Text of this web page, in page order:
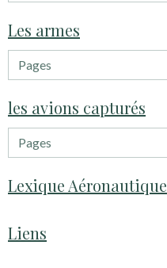
Les armes
les avions capturés
Lexique Aéronautique
Liens